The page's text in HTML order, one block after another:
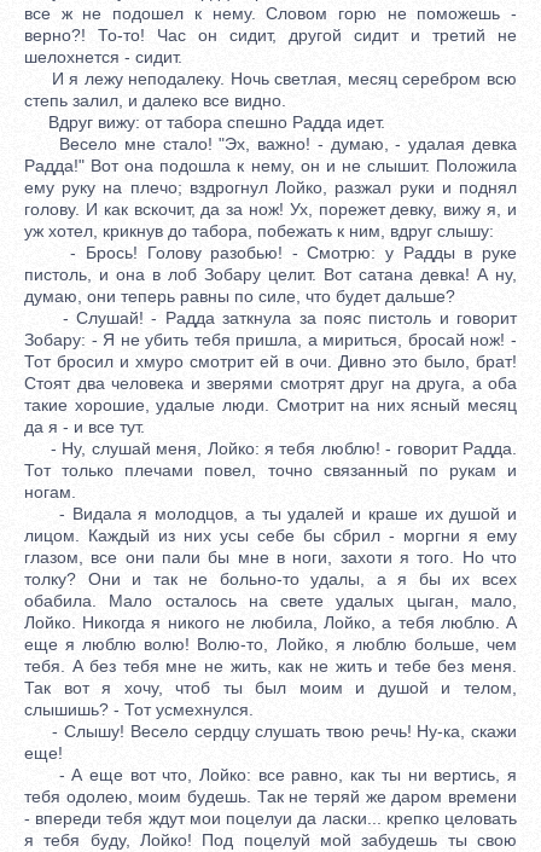
все ж не подошел к нему. Словом горю не поможешь -
верно?! То-то! Час он сидит, другой сидит и третий не
шелохнется - сидит.
И я лежу неподалеку. Ночь светлая, месяц серебром всю
степь залил, и далеко все видно.
Вдруг вижу: от табора спешно Радда идет.
Весело мне стало! "Эх, важно! - думаю, - удалая девка
Радда!" Вот она подошла к нему, он и не слышит. Положила
ему руку на плечо; вздрогнул Лойко, разжал руки и поднял
голову. И как вскочит, да за нож! Ух, порежет девку, вижу я, и
уж хотел, крикнув до табора, побежать к ним, вдруг слышу:
- Брось! Голову разобью! - Смотрю: у Радды в руке
пистоль, и она в лоб Зобару целит. Вот сатана девка! А ну,
думаю, они теперь равны по силе, что будет дальше?
- Слушай! - Радда заткнула за пояс пистоль и говорит
Зобару: - Я не убить тебя пришла, а мириться, бросай нож! -
Тот бросил и хмуро смотрит ей в очи. Дивно это было, брат!
Стоят два человека и зверями смотрят друг на друга, а оба
такие хорошие, удалые люди. Смотрит на них ясный месяц
да я - и все тут.
- Ну, слушай меня, Лойко: я тебя люблю! - говорит Радда.
Тот только плечами повел, точно связанный по рукам и
ногам.
- Видала я молодцов, а ты удалей и краше их душой и
лицом. Каждый из них усы себе бы сбрил - моргни я ему
глазом, все они пали бы мне в ноги, захоти я того. Но что
толку? Они и так не больно-то удалы, а я бы их всех
обабила. Мало осталось на свете удалых цыган, мало,
Лойко. Никогда я никого не любила, Лойко, а тебя люблю. А
еще я люблю волю! Волю-то, Лойко, я люблю больше, чем
тебя. А без тебя мне не жить, как не жить и тебе без меня.
Так вот я хочу, чтоб ты был моим и душой и телом,
слышишь? - Тот усмехнулся.
- Слышу! Весело сердцу слушать твою речь! Ну-ка, скажи
еще!
- А еще вот что, Лойко: все равно, как ты ни вертись, я
тебя одолею, моим будешь. Так не теряй же даром времени
- впереди тебя ждут мои поцелуи да ласки... крепко целовать
я тебя буду, Лойко! Под поцелуй мой забудешь ты свою